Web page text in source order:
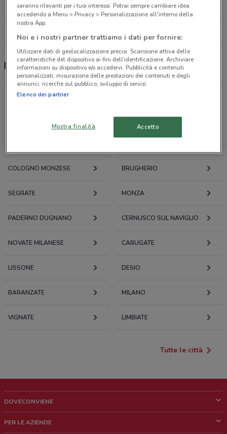
1.7 km
CHIUSO
Pneusmarket, offerte e concessionari
Offerte volantini e cataloghi per città nelle vicinanze
COLOGNO MONZESE BRUGHERIO
SEGRATE MONZA
PADERNO DUGNANO CERNUSCO SUL NAVIGLIO
NOVATE MILANESE CARUGATE
LISSONE DESIO
BARANZATE MILANO
VIGNATE LIMBIATE
Tutte le città
DOVECONVIENE
PER LE AZIENDE
saranno rilevanti per i tuoi interessi. Potrai sempre cambiare idea
accedendo a Menu > Privacy > Personalizzazione all'interno della
nostra App.
Noi e i nostri partner trattiamo i dati per fornire:
Utilizzare dati di geolocalizzazione precisi. Scansione attiva delle
caratteristiche del dispositivo ai fini dell’identificazione. Archiviare
informazioni su dispositivo e/o accedervi. Pubblicità e contenuti
personalizzati, misurazione delle prestazioni dei contenuti e degli
annunci, ricerche sul pubblico, sviluppo di servizi.
Elenco dei partner
Mostra finalità Accetto